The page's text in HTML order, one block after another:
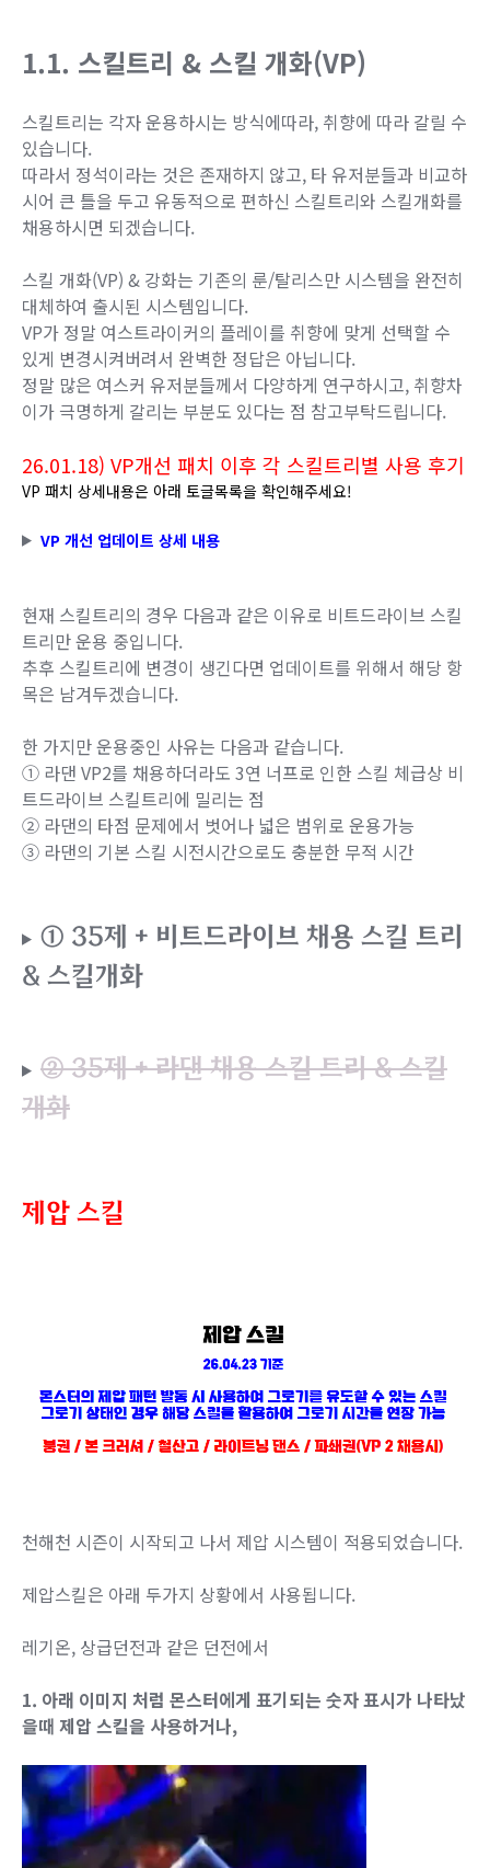
1.1. 스킬트리 & 스킬 개화(VP)
스킬트리는 각자 운용하시는 방식에따라, 취향에 따라 갈릴 수
있습니다.
따라서 정석이라는 것은 존재하지 않고, 타 유저분들과 비교하
시어 큰 틀을 두고 유동적으로 편하신 스킬트리와 스킬개화를
채용하시면 되겠습니다.
스킬 개화(VP) & 강화는 기존의 룬/탈리스만 시스템을 완전히
대체하여 출시된 시스템입니다.
VP가 정말 여스트라이커의 플레이를 취향에 맞게 선택할 수
있게 변경시켜버려서 완벽한 정답은 아닙니다.
정말 많은 여스커 유저분들께서 다양하게 연구하시고, 취향차
이가 극명하게 갈리는 부분도 있다는 점 참고부탁드립니다.
26.01.18) VP개선 패치 이후 각 스킬트리별 사용 후기
VP 패치 상세내용은 아래 토글목록을 확인해주세요!
VP 개선 업데이트 상세 내용
현재 스킬트리의 경우 다음과 같은 이유로 비트드라이브 스킬
트리만 운용 중입니다.
추후 스킬트리에 변경이 생긴다면 업데이트를 위해서 해당 항
목은 남겨두겠습니다.
한 가지만 운용중인 사유는 다음과 같습니다.
① 라댄 VP2를 채용하더라도 3연 너프로 인한 스킬 체급상 비
트드라이브 스킬트리에 밀리는 점
② 라댄의 타점 문제에서 벗어나 넓은 범위로 운용가능
③ 라댄의 기본 스킬 시전시간으로도 충분한 무적 시간
① 35제 + 비트드라이브 채용 스킬 트리
& 스킬개화
② 35제 + 라댄 채용 스킬 트리 & 스킬
개화
제압 스킬
천해천 시즌이 시작되고 나서 제압 시스템이 적용되었습니다.
제압스킬은 아래 두가지 상황에서 사용됩니다.
레기온, 상급던전과 같은 던전에서
1. 아래 이미지 처럼 몬스터에게 표기되는 숫자 표시가 나타났
을때 제압 스킬을 사용하거나,